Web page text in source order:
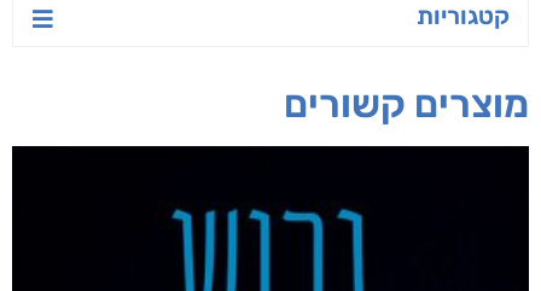
קטגוריות
מוצרים קשורים